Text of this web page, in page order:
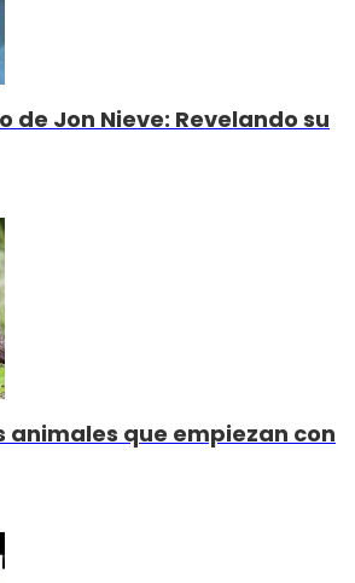
de Jon Nieve: Revelando su
animales que empiezan con